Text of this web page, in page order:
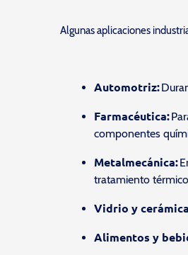
Algunas aplicaciones
Automotriz:
Farmacéutica:
componentes
Metalmecánica:
tratamiento
Vidrio y
Alimentos y